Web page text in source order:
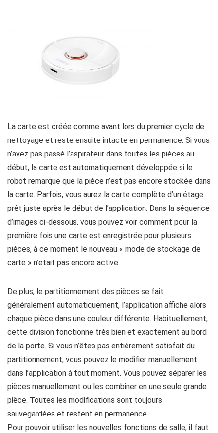
La carte est créée comme avant lors du premier cycle de
nettoyage et reste ensuite intacte en permanence. Si vous
n’avez pas passé l’aspirateur dans toutes les pièces au
début, la carte est automatiquement développée si le
robot remarque que la pièce n’est pas encore stockée dans
la carte. Parfois, vous aurez la carte complète d’un étage
prêt juste après le début de l’application. Dans la séquence
d’images ci-dessous, vous pouvez voir comment pour la
première fois une carte est enregistrée pour plusieurs
pièces, à ce moment le nouveau « mode de stockage de
carte » n’était pas encore activé.
De plus, le partitionnement des pièces se fait
généralement automatiquement, l’application affiche alors
chaque pièce dans une couleur différente. Habituellement,
cette division fonctionne très bien et exactement au bord
de la porte. Si vous n’êtes pas entièrement satisfait du
partitionnement, vous pouvez le modifier manuellement
dans l’application à tout moment. Vous pouvez séparer les
pièces manuellement ou les combiner en une seule grande
pièce. Toutes les modifications sont toujours
sauvegardées et restent en permanence.
Pour pouvoir utiliser les nouvelles fonctions de salle, il faut